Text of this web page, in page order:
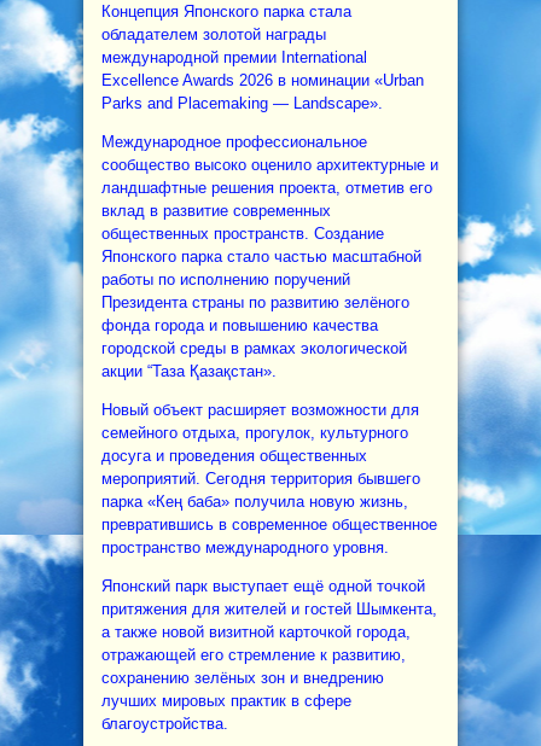
Концепция Японского парка стала
обладателем золотой награды
международной премии International
Excellence Awards 2026 в номинации «Urban
Parks and Placemaking — Landscape».
Международное профессиональное
сообщество высоко оценило архитектурные и
ландшафтные решения проекта, отметив его
вклад в развитие современных
общественных пространств. Создание
Японского парка стало частью масштабной
работы по исполнению поручений
Президента страны по развитию зелёного
фонда города и повышению качества
городской среды в рамках экологической
акции “Таза Қазақстан».
Новый объект расширяет возможности для
семейного отдыха, прогулок, культурного
досуга и проведения общественных
мероприятий. Сегодня территория бывшего
парка «Кең баба» получила новую жизнь,
превратившись в современное общественное
пространство международного уровня.
Японский парк выступает ещё одной точкой
притяжения для жителей и гостей Шымкента,
а также новой визитной карточкой города,
отражающей его стремление к развитию,
сохранению зелёных зон и внедрению
лучших мировых практик в сфере
благоустройства.